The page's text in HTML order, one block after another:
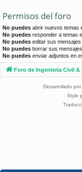
Permisos del foro
No puedes abrir nuevos temas
No puedes responder a temas
No puedes editar sus
No puedes borrar sus
No puedes enviar adjuntos en
Foro de Ingenieria Civil
Desarrollado por
Style